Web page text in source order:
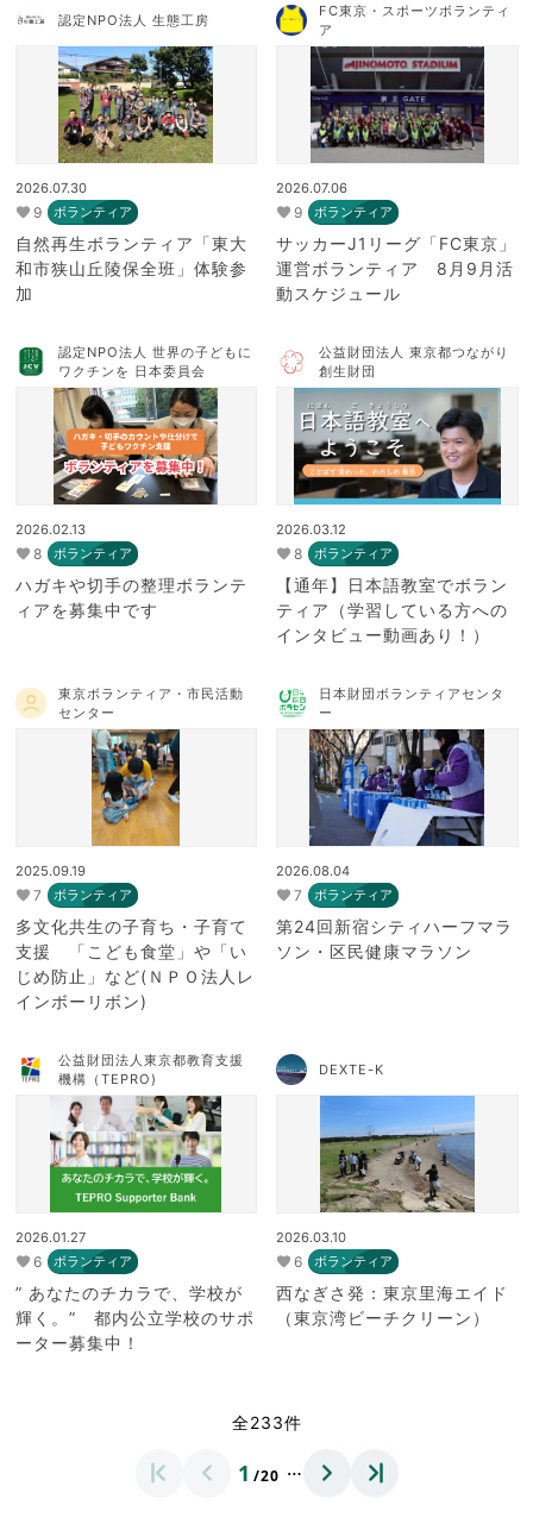
認定NPO法人 生態工房
2026.07.30
9 ボランティア
自然再生ボランティア「東大
和市狭山丘陵保全班」体験参
加
FC東京・スポーツボランティ
ア
2026.07.06
9 ボランティア
サッカーJ1リーグ「FC東京」
運営ボランティア 8月9月活
動スケジュール
認定NPO法人 世界の子どもに
ワクチンを 日本委員会
2026.02.13
8 ボランティア
ハガキや切手の整理ボランテ
ィアを募集中です
公益財団法人 東京都つながり
創生財団
2026.03.12
8 ボランティア
【通年】日本語教室でボラン
ティア（学習している方への
インタビュー動画あり！）
東京ボランティア・市民活動
センター
2025.09.19
7 ボランティア
多文化共生の子育ち・子育て
支援 「こども食堂」や「い
じめ防止」など(ＮＰＯ法人レ
インボーリボン)
日本財団ボランティアセンタ
ー
2026.08.04
7 ボランティア
第24回新宿シティハーフマラ
ソン・区民健康マラソン
公益財団法人東京都教育支援
機構（TEPRO)
2026.01.27
6 ボランティア
” あなたのチカラで、学校が
輝く。” 都内公立学校のサポ
ーター募集中！
DEXTE-K
2026.03.10
6 ボランティア
西なぎさ発：東京里海エイド
（東京湾ビーチクリーン）
全233件
1 /20 …